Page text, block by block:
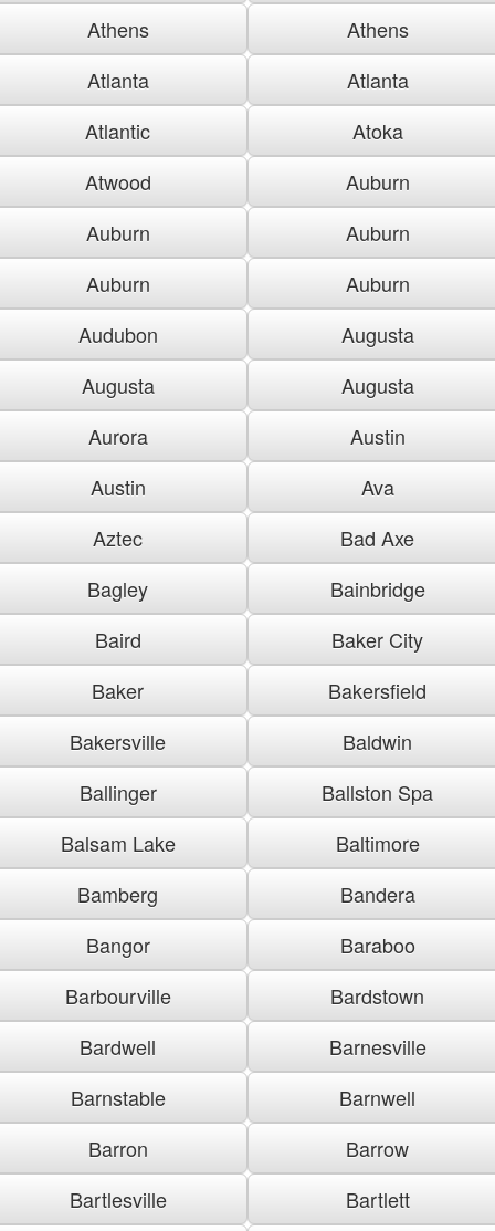
Athens
Athens
Atlanta
Atlanta
Atlantic
Atoka
Atwood
Auburn
Auburn
Auburn
Auburn
Auburn
Audubon
Augusta
Augusta
Augusta
Aurora
Austin
Austin
Ava
Aztec
Bad Axe
Bagley
Bainbridge
Baird
Baker City
Baker
Bakersfield
Bakersville
Baldwin
Ballinger
Ballston Spa
Balsam Lake
Baltimore
Bamberg
Bandera
Bangor
Baraboo
Barbourville
Bardstown
Bardwell
Barnesville
Barnstable
Barnwell
Barron
Barrow
Bartlesville
Bartlett